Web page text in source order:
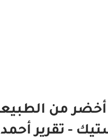
أخضر من
- تقرير